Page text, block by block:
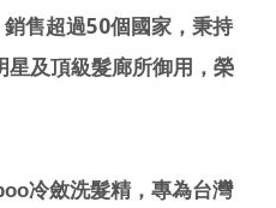
售超過50個國家，秉持
星及頂級髮廊所御用，榮
冷斂洗髮精，專為台灣